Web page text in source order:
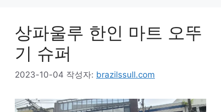
상파울루 한인 마트 오뚜
기 슈퍼
2023-10-04 작성자: brazilssull.com